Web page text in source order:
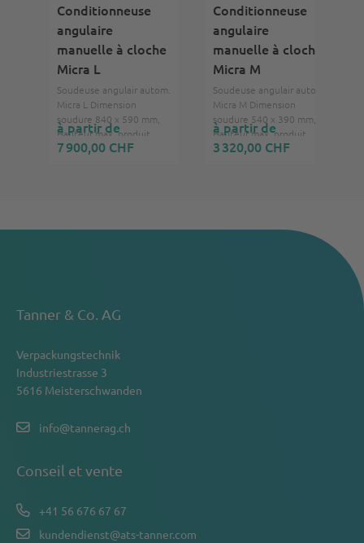
Conditionneuse
angulaire
manuelle à cloche
Micra L
Soudeuse angulair autom.
Micra L Dimension
soudure 840 x 590 mm,
Hauteur max. produit
300 mm, 400V, 3Ph,
à partir de
7 900,00 CHF
Conditionneuse
angulaire
manuelle à cloche
Micra M
Soudeuse angulair autom.
Micra M Dimension
soudure 540 x 390 mm,
Hauteur max. produit
300 mm, 230V, 1Ph,
à partir de
3 320,00 CHF
Tanner & Co. AG
Verpackungstechnik
Industriestrasse 3
5616 Meisterschwanden
info@tannerag.ch
Conseil et vente
+41 56 676 67 67
kundendienst@ats-tanner.com